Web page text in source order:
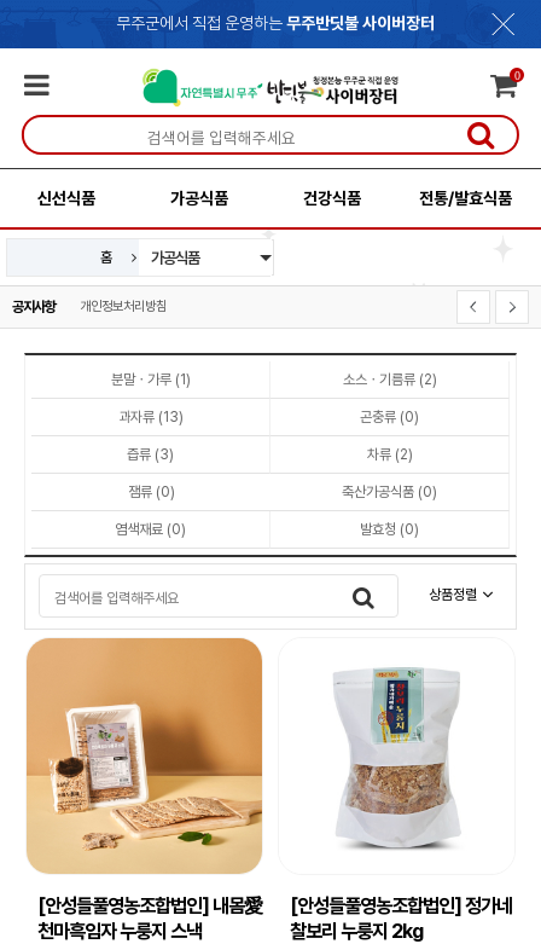
무주군에서 직접 운영하는무주반딧불 사이버장터
0
신선식품 가공식품 건강식품 전통/발효식품
홈 신선식품
가공식품
건강식품
전통/발효식품
공지사항
개인정보처리방침
분말ㆍ가루 (1) 소스ㆍ기름류 (2)
과자류 (13) 곤충류 (0)
즙류 (3) 차류 (2)
잼류 (0) 축산가공식품 (0)
염색재료 (0) 발효청 (0)
상품정렬
[안성들풀영농조합법인] 내몸愛
천마흑임자 누룽지 스낵
[안성들풀영농조합법인] 정가네
찰보리 누룽지 2kg